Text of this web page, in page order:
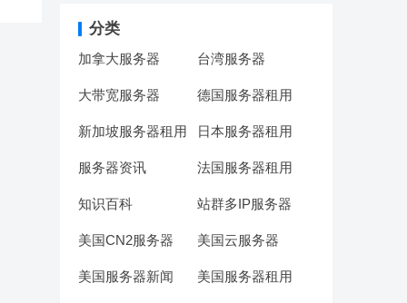
分类
加拿大服务器 台湾服务器
大带宽服务器 德国服务器租用
新加坡服务器租用 日本服务器租用
服务器资讯 法国服务器租用
知识百科 站群多IP服务器
美国CN2服务器 美国云服务器
美国服务器新闻 美国服务器租用